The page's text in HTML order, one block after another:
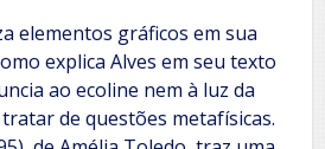
elementos gráficos em sua
explica Alves em seu texto
ao ecoline nem à luz da
de questões metafísicas.